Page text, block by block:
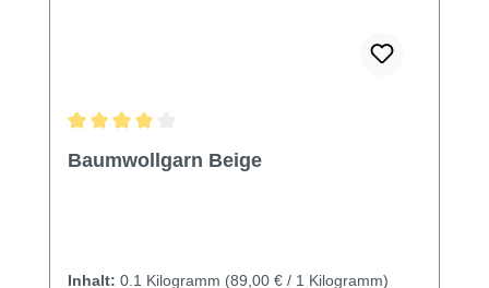
Baumwollgarn Beige
Inhalt: 0.1 Kilogramm (89,00 € / 1 Kilogramm)